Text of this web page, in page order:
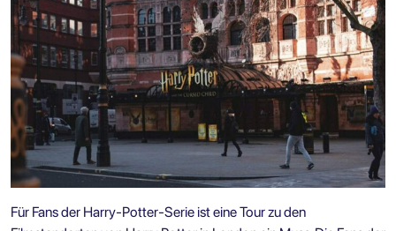
Für Fans der Harry-Potter-Serie ist eine Tour zu den